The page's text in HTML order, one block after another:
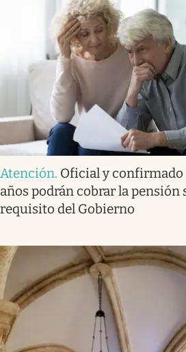
Atención. Oficial y confirmado
años podrán cobrar la pensión
requisito del Gobierno